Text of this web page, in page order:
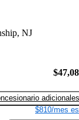
NJ
adicionales
$810/mes